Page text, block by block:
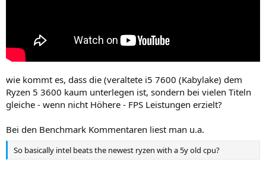
wie kommt es, dass die (veraltete i5 7600 (Kabylake) dem
Ryzen 5 3600 kaum unterlegen ist, sondern bei vielen Titeln
gleiche - wenn nicht Höhere - FPS Leistungen erzielt?
Bei den Benchmark Kommentaren liest man u.a.
So basically intel beats the newest ryzen with a 5y old cpu?